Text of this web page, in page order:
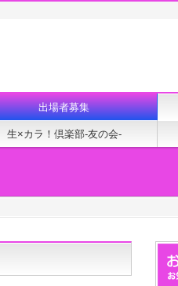
出場者募集
生×カラ！倶楽部-友の会-